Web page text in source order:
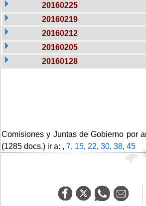
20160225
20160219
20160212
20160205
20160128
Comisiones y Juntas de Gobierno por
(1285 docs.) ir a: , 7, 15, 22, 30, 38, 45